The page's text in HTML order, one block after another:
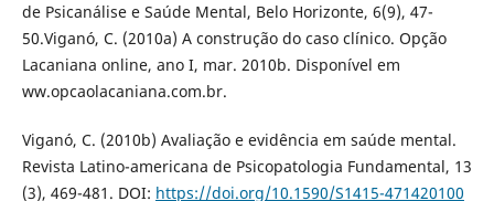
de Psicanálise e Saúde Mental, Belo Horizonte, 6(9), 47-
50.Viganó, C. (2010a) A construção do caso clínico. Opção
Lacaniana online, ano I, mar. 2010b. Disponível em
ww.opcaolacaniana.com.br.
Viganó, C. (2010b) Avaliação e evidência em saúde mental.
Revista Latino-americana de Psicopatologia Fundamental, 13
(3), 469-481. DOI: https://doi.org/10.1590/S1415-471420100